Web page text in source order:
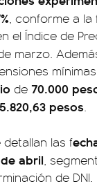
, conforme a la
el Índice de
marzo.
de 70.000
pesos.
las f
abril,
de DNI.